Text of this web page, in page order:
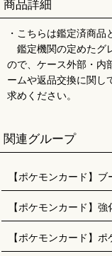
商品詳細
・こちらは鑑定済商品
鑑定機関の定めたグ
ので、ケース外部・内
ームや返品交換に関し
求めください。
関連グループ
【ポケモンカード】
【ポケモンカード】
【ポケモンカード】ポ